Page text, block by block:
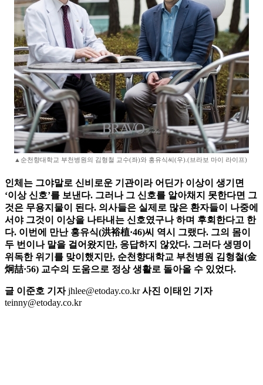
▲순천향대학교 부천병원의 김형철 교수(좌)와 홍유식씨(우).(브라보 마이 라이프)
인체는 그야말로 신비로운 기관이라 어딘가 이상이 생기면
‘이상 신호’를 보낸다. 그러나 그 신호를 알아채지 못한다면 그
것은 무용지물이 된다. 의사들은 실제로 많은 환자들이 나중에
서야 그것이 이상을 나타내는 신호였구나 하며 후회한다고 한
다. 이번에 만난 홍유식(洪裕植·46)씨 역시 그랬다. 그의 몸이
두 번이나 말을 걸어왔지만, 응답하지 않았다. 그러다 생명이
위독한 위기를 맞이했지만, 순천향대학교 부천병원 김형철(金
炯喆·56) 교수의 도움으로 정상 생활로 돌아올 수 있었다.
글 이준호 기자jhlee@etoday.co.kr사진 이태인 기자
teinny@etoday.co.kr